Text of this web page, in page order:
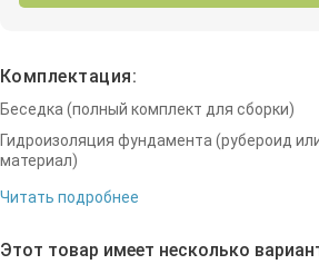
Комплектация:
Беседка (полный комплект для сборки)
Гидроизоляция фундамента (рубероид
материал)
Читать подробнее
Этот товар имеет несколько